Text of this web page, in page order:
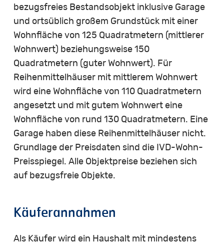
bezugsfreies Bestandsobjekt inklusive Garage
und ortsüblich großem Grundstück mit einer
Wohnfläche von 125 Quadratmetern (mittlerer
Wohnwert) beziehungsweise 150
Quadratmetern (guter Wohnwert). Für
Reihenmittelhäuser mit mittlerem Wohnwert
wird eine Wohnfläche von 110 Quadratmetern
angesetzt und mit gutem Wohnwert eine
Wohnfläche von rund 130 Quadratmetern. Eine
Garage haben diese Reihenmittelhäuser nicht.
Grundlage der Preisdaten sind die IVD-Wohn-
Preisspiegel. Alle Objektpreise beziehen sich
auf bezugsfreie Objekte.
Käuferannahmen
Als Käufer wird ein Haushalt mit mindestens